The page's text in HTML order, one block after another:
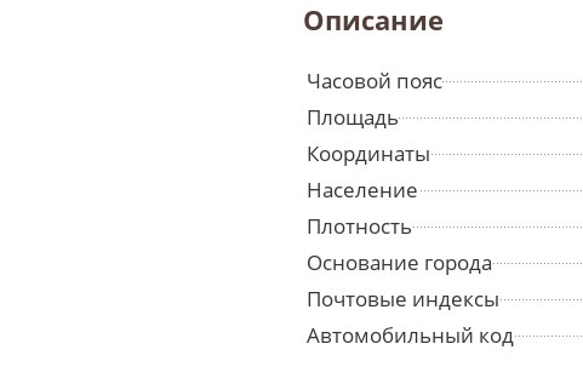
Описание
Часовой пояс
Площадь
Координаты
Население
Плотность
Основание города
Почтовые индексы
Автомобильный код